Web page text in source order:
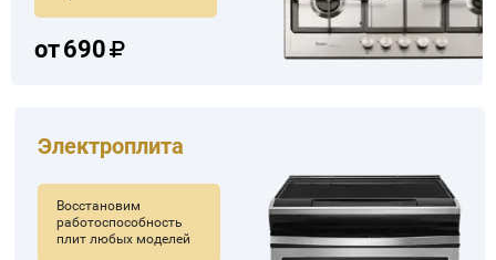
от690
Электроплита
Восстановим
работоспособность
плит любых моделей